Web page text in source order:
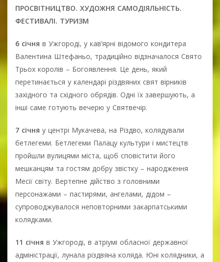
ПРОСВІТНИЦТВО. ХУДОЖНЯ САМОДІЯЛЬНІСТЬ.
ФЕСТИВАЛІ. ТУРИЗМ
6 січня в Ужгороді, у кав’ярні відомого кондитера
Валентина Штефаньо, традиційно відзначалося Свято
Трьох королів – Богоявлення. Це день, який
перетинається у календарі різдвяних свят вірників
західного та східного обрядів. Одні їх завершують, а
інші саме готують вечерю у Святвечір.
7 січня у центрі Мукачева, на Різдво, колядували
бетлегеми. Бетлегеми Палацу культури і мистецтв
пройшли вулицями міста, щоб сповістити його
мешканцям та гостям добру звістку – народження
Месії світу. Вертепне дійство з головними
персонажами – пастирями, ангелами, дідом –
супроводжувалося неповторними закарпатськими
колядками.
11 січня в Ужгороді, в атріумі обласної державної
адміністрації, лунала різдвяна коляда. Юні колядники, а